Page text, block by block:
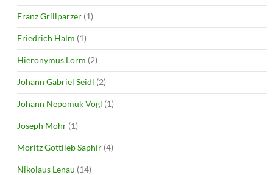
Franz Grillparzer (1)
Friedrich Halm (1)
Hieronymus Lorm (2)
Johann Gabriel Seidl (2)
Johann Nepomuk Vogl (1)
Joseph Mohr (1)
Moritz Gottlieb Saphir (4)
Nikolaus Lenau (14)